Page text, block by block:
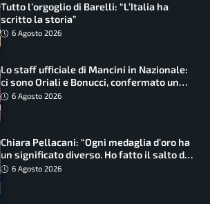
Tutto l’orgoglio di Barelli: “L’Italia ha
scritto la storia”
6 Agosto 2026
Lo staff ufficiale di Mancini in Nazionale:
ci sono Oriali e Bonucci, confermato un
ritorno
6 Agosto 2026
Chiara Pellacani: “Ogni medaglia d’oro ha
un significato diverso. Ho fatto il salto di
qualità”
6 Agosto 2026